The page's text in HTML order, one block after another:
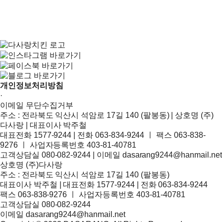
개인정보처리방침
·
이메일 무단수집거부
주소 : 전라북도 익산시 석암로 17길 140 (팔봉동) | 상호명 (주)
다사랑 | 대표이사 박주철
대표전화 1577-9244 | 전화 063-834-9244 ㅣ 팩스 063-838-
9276 ㅣ 사업자등록번호 403-81-40781
고객상담실 080-082-9244 | 이메일 dasarang9244@hanmail.net
상호명 (주)다사랑
주소 : 전라북도 익산시 석암로 17길 140 (팔봉동)
대표이사 박주철 | 대표전화 1577-9244 | 전화 063-834-9244
팩스 063-838-9276 ㅣ 사업자등록번호 403-81-40781
고객상담실 080-082-9244
이메일 dasarang9244@hanmail.net